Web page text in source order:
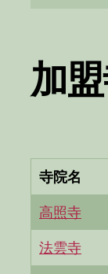
加
寺院名
高照寺
法雲寺